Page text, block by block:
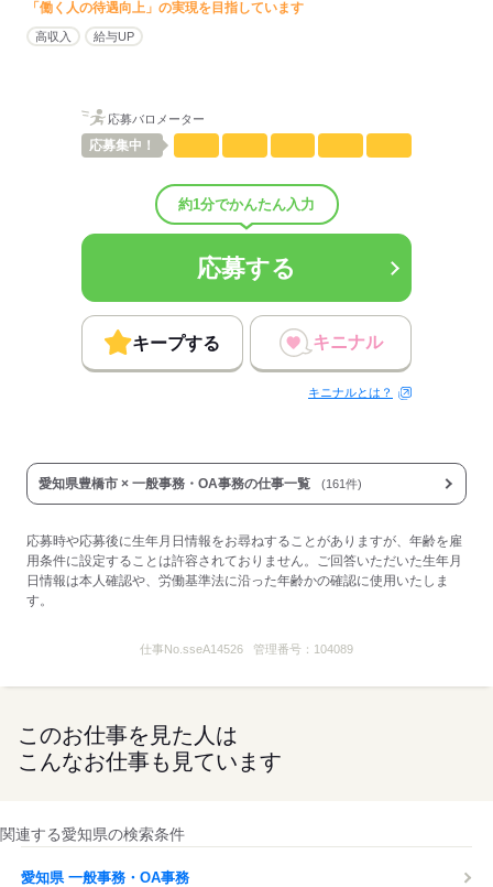
配属先部署：
男女比 （男5：女5）
「働く人の待遇向上」の実現を目指しています
高収入 給与UP
応募バロメーター
応募集中！
約1分でかんたん入力
応募する
キープする キニナル
キニナルとは？
愛知県豊橋市 × 一般事務・OA事務の仕事一覧 (161件)
応募時や応募後に生年月日情報をお尋ねすることがありますが、年齢を雇
用条件に設定することは許容されておりません。ご回答いただいた生年月
日情報は本人確認や、労働基準法に沿った年齢かの確認に使用いたしま
す。
仕事No. sseA14526 管理番号： 104089
このお仕事を見た人は
こんなお仕事も見ています
関連する愛知県の検索条件
愛知県 一般事務・OA事務